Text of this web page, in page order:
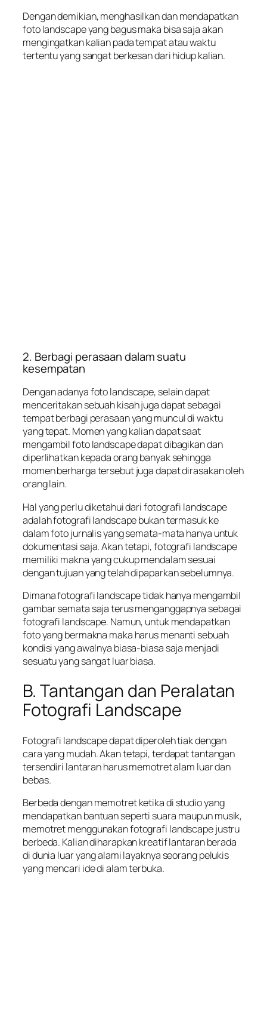
Dengan demikian, menghasilkan dan mendapatkan
foto landscape yang bagus maka bisa saja akan
mengingatkan kalian pada tempat atau waktu
tertentu yang sangat berkesan dari hidup kalian.
2. Berbagi perasaan dalam suatu
kesempatan
Dengan adanya foto landscape, selain dapat
menceritakan sebuah kisah juga dapat sebagai
tempat berbagi perasaan yang muncul di waktu
yang tepat. Momen yang kalian dapat saat
mengambil foto landscape dapat dibagikan dan
diperlihatkan kepada orang banyak sehingga
momen berharga tersebut juga dapat dirasakan oleh
orang lain.
Hal yang perlu diketahui dari fotografi landscape
adalah fotografi landscape bukan termasuk ke
dalam foto jurnalis yang semata-mata hanya untuk
dokumentasi saja. Akan tetapi, fotografi landscape
memiliki makna yang cukup mendalam sesuai
dengan tujuan yang telah dipaparkan sebelumnya.
Dimana fotografi landscape tidak hanya mengambil
gambar semata saja terus menganggapnya sebagai
fotografi landscape. Namun, untuk mendapatkan
foto yang bermakna maka harus menanti sebuah
kondisi yang awalnya biasa-biasa saja menjadi
sesuatu yang sangat luar biasa.
B. Tantangan dan Peralatan
Fotografi Landscape
Fotografi landscape dapat diperoleh tiak dengan
cara yang mudah. Akan tetapi, terdapat tantangan
tersendiri lantaran harus memotret alam luar dan
bebas.
Berbeda dengan memotret ketika di studio yang
mendapatkan bantuan seperti suara maupun musik,
memotret menggunakan fotografi landscape justru
berbeda. Kalian diharapkan kreatif lantaran berada
di dunia luar yang alami layaknya seorang pelukis
yang mencari ide di alam terbuka.